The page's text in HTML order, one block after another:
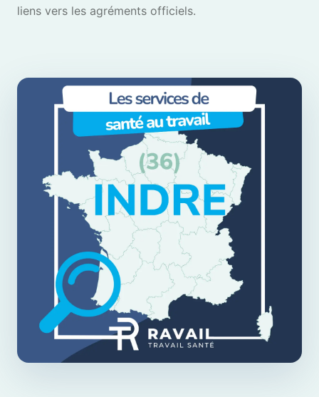
liens vers les agréments officiels.